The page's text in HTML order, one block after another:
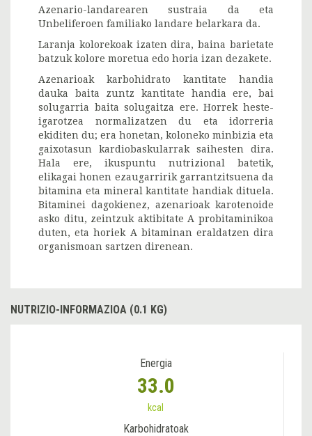
Azenario-landarearen sustraia da eta
Unbeliferoen familiako landare belarkara da.
Laranja kolorekoak izaten dira, baina barietate
batzuk kolore moretua edo horia izan dezakete.
Azenarioak karbohidrato kantitate handia
dauka baita zuntz kantitate handia ere, bai
solugarria baita solugaitza ere. Horrek heste-
igarotzea normalizatzen du eta idorreria
ekiditen du; era honetan, koloneko minbizia eta
gaixotasun kardiobaskularrak saihesten dira.
Hala ere, ikuspuntu nutrizional batetik,
elikagai honen ezaugarririk garrantzitsuena da
bitamina eta mineral kantitate handiak dituela.
Bitaminei dagokienez, azenarioak karotenoide
asko ditu, zeintzuk aktibitate A probitaminikoa
duten, eta horiek A bitaminan eraldatzen dira
organismoan sartzen direnean.
NUTRIZIO-INFORMAZIOA (0.1 KG)
Energia
33.0
kcal
Karbohidratoak